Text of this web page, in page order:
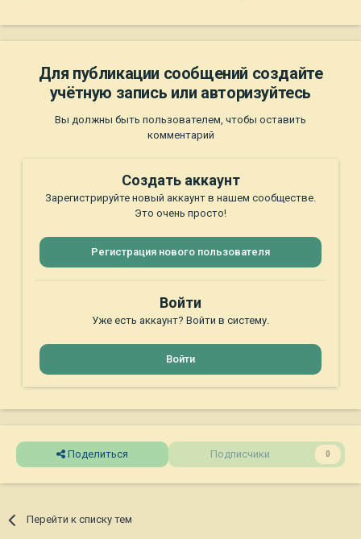
Для публикации сообщений создайте
учётную запись или авторизуйтесь
Вы должны быть пользователем, чтобы оставить
комментарий
Создать аккаунт
Зарегистрируйте новый аккаунт в нашем сообществе.
Это очень просто!
Регистрация нового пользователя
Войти
Уже есть аккаунт? Войти в систему.
Войти
Поделиться Подписчики 0
Перейти к списку тем